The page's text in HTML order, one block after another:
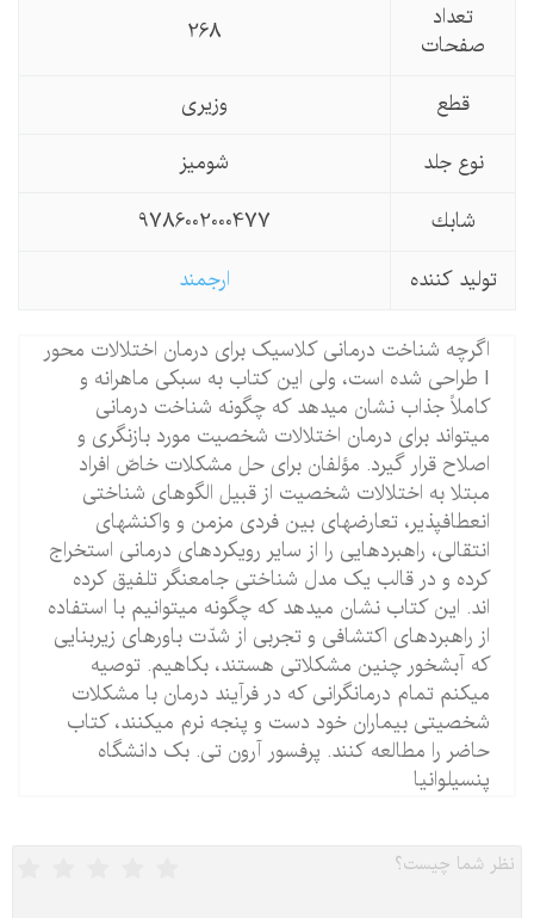
تعداد
صفحات
268
قطع
وزیری
نوع جلد
شومیز
شابك
9786002000477
تولید كننده
ارجمند
اگرچه شناخت‏ درمانی کلاسیک برای درمان اختلالات محور
I طراحی شده‏ است، ولی این کتاب به سبکی ماهرانه و
کاملاً جذاب نشان می‏دهد که چگونه شناخت‏ درمانی
می‏تواند برای درمان اختلالات شخصیت مورد بازنگری و
اصلاح قرار گیرد. مؤلفان برای حل مشکلات خاصّ افراد
مبتلا به اختلالات شخصیت از قبیل الگوهای ش‏ناختی
انعطاف‏پذیر، تعارض‏های بین فردی مزمن و واکنش‏های
انتقالی، راهبردهایی را از سایر رویکردهای درمانی استخراج
کرده و در قالب یک مدل شناختی جامع‏نگر تلفیق کرده
‏اند. این کتاب نشان می‏دهد که چگونه می‏توانیم با استفاده
از راهبردهای اکتشافی و تجربی از شدّت باورهای زیربنایی
که آبشخور چنین مشکلاتی هستند، بکاهیم. توصیه
می‏کنم تمام درمانگرانی که در فرآیند درمان با مشکلات
شخصیتی بیماران خود دست و پنجه نرم می‏کنند، کتاب
حاضر را مطالعه کنند. پرفسور آرون تی. بک دانشگاه
پنسیلوانیا